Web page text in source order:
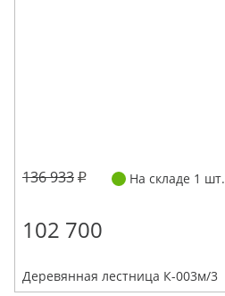
136 933 На складе 1 шт.
102 700
Деревянная лестница К-003м/3